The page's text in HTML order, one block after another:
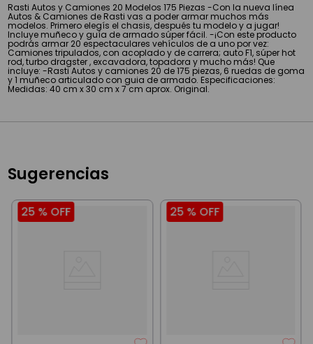
Rasti Autos y Camiones 20 Modelos 175 Piezas -Con la nueva línea
Autos & Camiones de Rasti vas a poder armar muchos más
modelos. Primero elegís el chasis, después tu modelo y a jugar!
Incluye muñeco y guía de armado súper fácil. -¡Con este producto
podrás armar 20 espectaculares vehículos de a uno por vez:
Camiones tripulados, con acoplado y de carrera; auto F1, súper hot
rod, turbo dragster , excavadora, topadora y mucho más! Que
incluye: -Rasti Autos y camiones 20 de 175 piezas, 6 ruedas de goma
y 1 muñeco articulado con guia de armado. Especificaciones:
Medidas: 40 cm x 30 cm x 7 cm aprox. Original.
Sugerencias
25 % OFF 25 % OFF